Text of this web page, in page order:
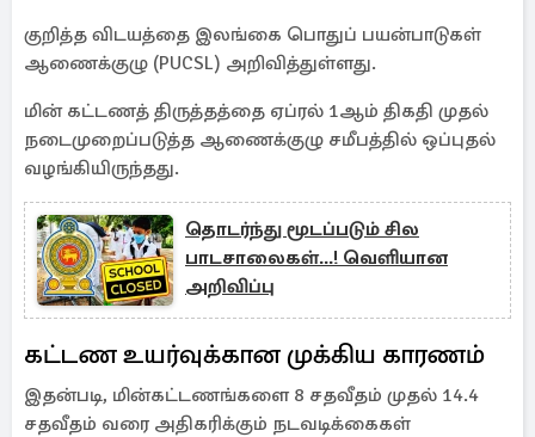
குறித்த விடயத்தை இலங்கை பொதுப் பயன்பாடுகள்
ஆணைக்குழு (PUCSL) அறிவித்துள்ளது.
மின் கட்டணத் திருத்தத்தை ஏப்ரல் 1ஆம் திகதி முதல்
நடைமுறைப்படுத்த ஆணைக்குழு சமீபத்தில் ஒப்புதல்
வழங்கியிருந்தது.
தொடர்ந்து மூடப்படும் சில
பாடசாலைகள்...! வெளியான
அறிவிப்பு
கட்டண உயர்வுக்கான முக்கிய காரணம்
இதன்படி, மின்கட்டணங்களை 8 சதவீதம் முதல் 14.4
சதவீதம் வரை அதிகரிக்கும் நடவடிக்கைகள்